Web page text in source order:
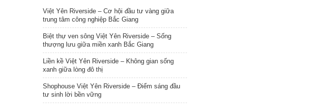
Việt Yên Riverside – Cơ hội đầu tư vàng giữa
trung tâm công nghiệp Bắc Giang
Biệt thự ven sông Việt Yên Riverside – Sống
thượng lưu giữa miền xanh Bắc Giang
Liền kề Việt Yên Riverside – Không gian sống
xanh giữa lòng đô thị
Shophouse Việt Yên Riverside – Điểm sáng đầu
tư sinh lời bền vững